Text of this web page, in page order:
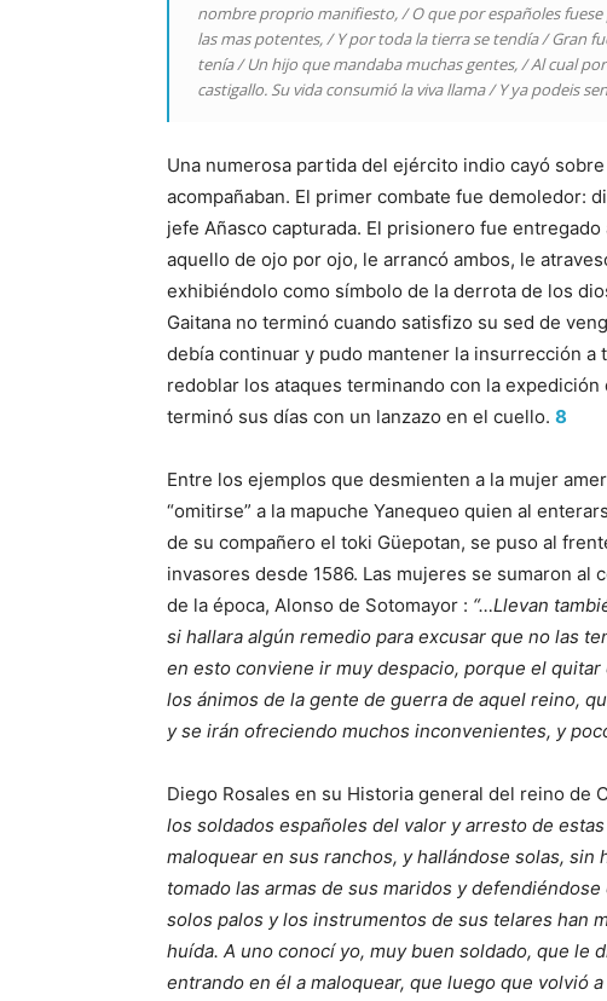
nombre proprio manifiesto, / O que por españoles
las mas potentes, / Y por toda la tierra se tendía / Gran
tenía / Un hijo que mandaba muchas gentes, / Al cual
castigallo. Su vida consumió la viva llama / Y ya podeis
Una numerosa partida del ejército indio cayó
acompañaban. El primer combate fue demoledor:
jefe Añasco capturada. El prisionero fue
aquello de ojo por ojo, le arrancó ambos, le
exhibiéndolo como símbolo de la derrota de los
Gaitana no terminó cuando satisfizo su sed de
debía continuar y pudo mantener la insurrección a
redoblar los ataques terminando con la
terminó sus días con un lanzazo en el cuello. 8
Entre los ejemplos que desmienten a la mujer
“omitirse” a la mapuche Yanequeo quien al
de su compañero el toki Güepotan, se puso al
invasores desde 1586. Las mujeres se sumaron
de la época, Alonso de Sotomayor : “…Llevan
si hallara algún remedio para excusar que no las
en esto conviene ir muy despacio, porque el
los ánimos de la gente de guerra de aquel reino,
y se irán ofreciendo muchos inconvenientes, y
Diego Rosales en su Historia general del reino de
los soldados españoles del valor y arresto de
maloquear en sus ranchos, y hallándose solas,
tomado las armas de sus maridos y
solos palos y los instrumentos de sus telares han
huída. A uno conocí yo, muy buen soldado, que le
entrando en él a maloquear, que luego que volvió